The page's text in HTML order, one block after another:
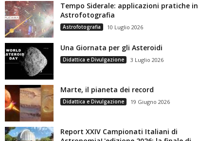
Tempo Siderale: applicazioni pratiche in
Astrofotografia
Astrofotografia 10 Luglio 2026
Una Giornata per gli Asteroidi
Didattica e Divulgazione 3 Luglio 2026
Marte, il pianeta dei record
Didattica e Divulgazione 19 Giugno 2026
Report XXIV Campionati Italiani di